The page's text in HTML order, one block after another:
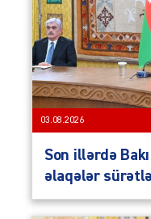
03.08.2026
Son illərdə
əlaqələr